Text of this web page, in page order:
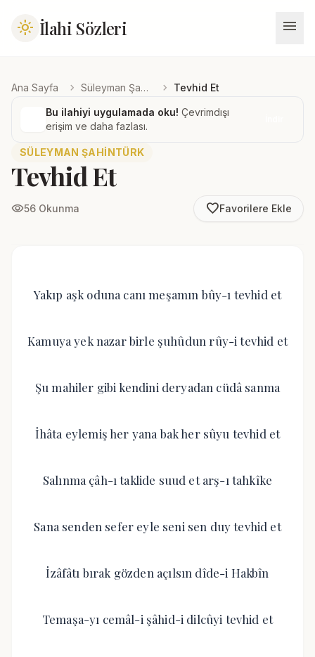
light_mode İlahi Sözleri menu
Ana Sayfa chevron_right Süleyman Şahintürk chevron_right Tevhid Et
Bu ilahiyi uygulamada oku! Çevrimdışı
erişim ve daha fazlası.
SÜLEYMAN ŞAHINTÜRK
Tevhid Et
visibility56 Okunma favorite_borderFavorilere Ekle
Yakıp aşk oduna canı meşamın bûy-ı tevhid et
Kamuya yek nazar birle şuhûdun rûy-i tevhid et
Şu mahiler gibi kendini deryadan cüdâ sanma
İhâta eylemiş her yana bak her sûyu tevhid et
Salınma çâh-ı taklide suud et arş-ı tahkîke
Sana senden sefer eyle seni sen duy tevhid et
İzâfâtı bırak gözden açılsın dîde-i Hakbîn
Temaşa-yı cemâl-i şâhid-i dilcûyi tevhid et